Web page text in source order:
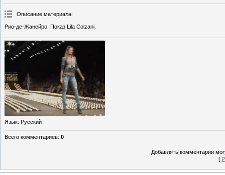
Описание материала:
Рио-де-Жанейро. Показ Lila Colzani.
Язык: Русский
Всего комментариев: 0
Добавлять комментарии
[